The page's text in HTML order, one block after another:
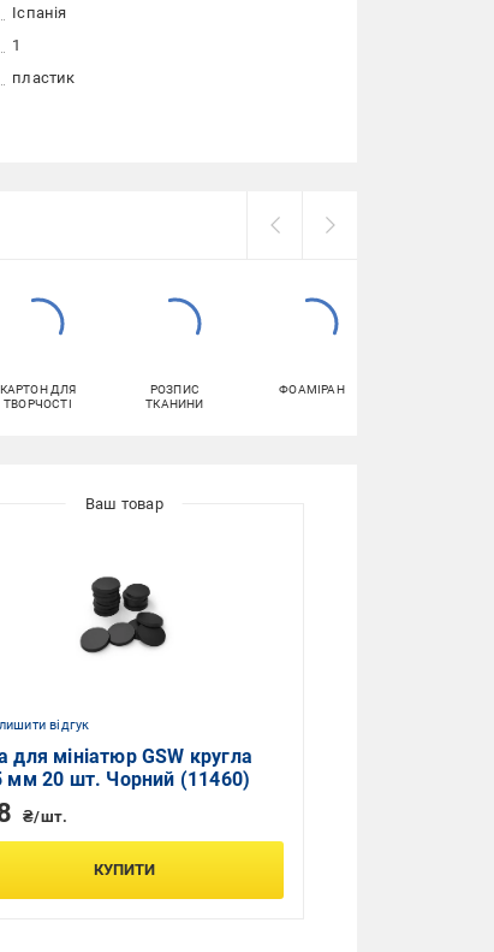
Іспанія
1
пластик
КАРТОН ДЛЯ
ТВОРЧОСТІ
РОЗПИС
ТКАНИНИ
ФОАМІРАН
відгук
для мініатюр GSW кругла
мм 20 шт. Чорний (11460)
₴/шт.
КУПИТИ